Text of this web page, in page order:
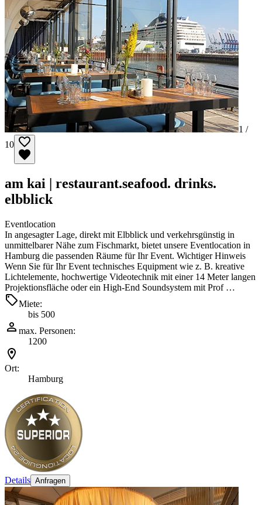
1 /
10
am kai | restaurant.seafood. drinks.
elbblick
Eventlocation
In angesagter Lage, direkt mit Elbblick und verkehrsgünstig in
unmittelbarer Nähe zum Fischmarkt, bietet unsere Eventlocation in
Hamburg die passenden Räume für Ihr Event. Wichtiger Hinweis
Wenn Sie für Ihr Event technisches Equipment wie z. B. kreative
Lichtelemente, hochwertige Videotechnik mit einer 14 Meter langen
Projektionsfläche oder ein High-End Soundsystem mit Prof …
Miete:
bis 500
max. Personen:
1200
Ort:
Hamburg
Details Anfragen